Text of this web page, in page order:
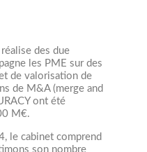
des due
les PME sur des
de valorisation de
de M&A (merge and
ont été
M€.
le cabinet comprend
son nombre